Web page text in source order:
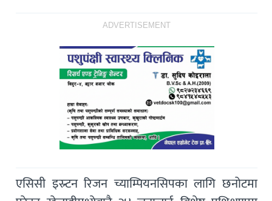
ADVERTISEMENT
एसिसी इस्र्टन रिजन च्याम्पियनसिपका लागि छनोटमा